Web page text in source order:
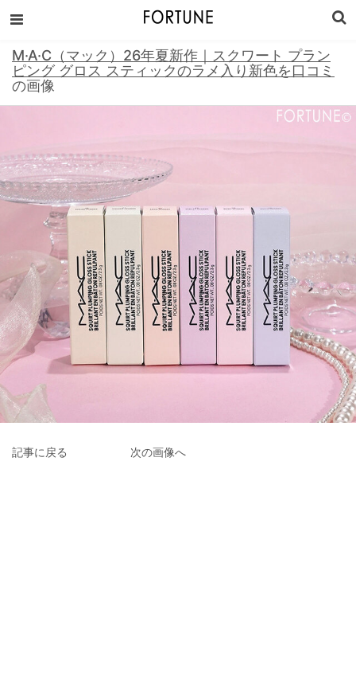
M·A·C（マック）26年夏新作｜スクワート プラン
ピング グロス スティックのラメ入り新色を口コミ
の画像
記事に戻る 次の画像へ